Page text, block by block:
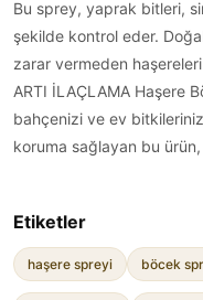
Bu sprey, yaprak bitleri,
şekilde kontrol eder.
zarar vermeden haşereleri
ARTI İLAÇLAMA Haşere
bahçenizi ve ev
koruma sağlayan bu ürün,
Etiketler
haşere spreyi böcek